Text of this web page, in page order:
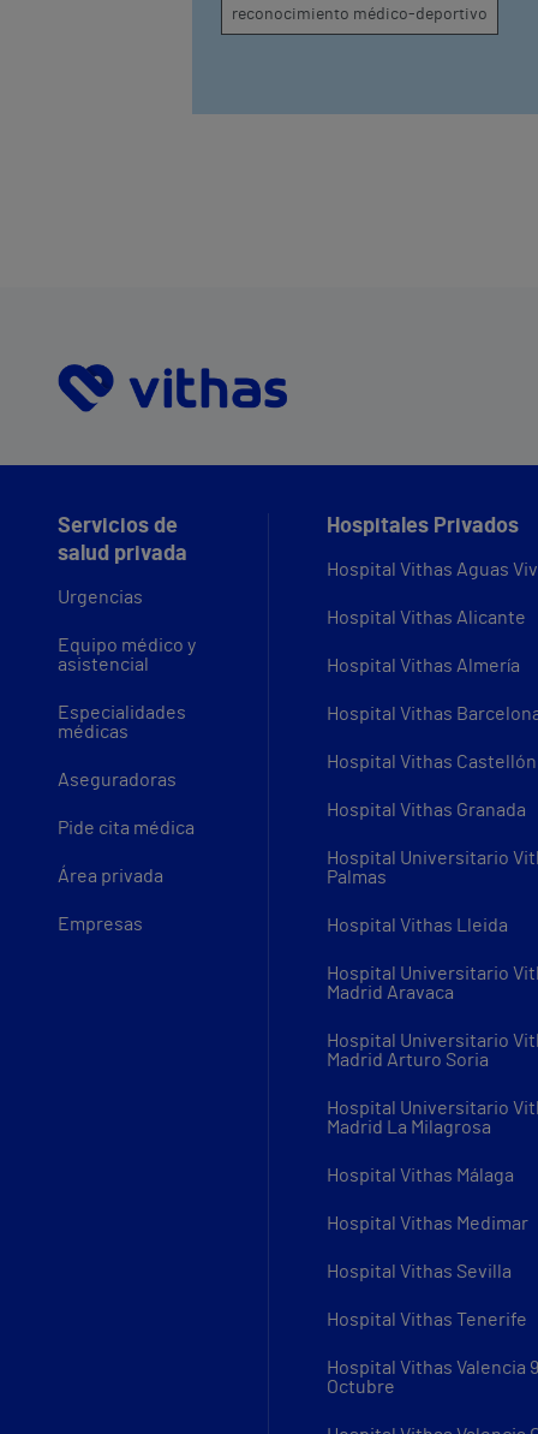
reconocimiento médico-deportivo
Servicios de
salud privada
Urgencias
Equipo médico y
asistencial
Especialidades
médicas
Aseguradoras
Pide cita médica
Área privada
Empresas
Hospitales Privados
Hospital Vithas Aguas
Hospital Vithas Alicante
Hospital Vithas Almería
Hospital Vithas
Hospital Vithas Castellón
Hospital Vithas Granada
Hospital Universitario
Palmas
Hospital Vithas Lleida
Hospital Universitario
Madrid Aravaca
Hospital Universitario
Madrid Arturo Soria
Hospital Universitario
Madrid La Milagrosa
Hospital Vithas Málaga
Hospital Vithas Medimar
Hospital Vithas Sevilla
Hospital Vithas Tenerife
Hospital Vithas Valencia
Octubre